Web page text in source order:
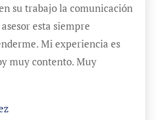
su trabajo la comunicación
esta siempre
Mi experiencia es
muy contento. Muy